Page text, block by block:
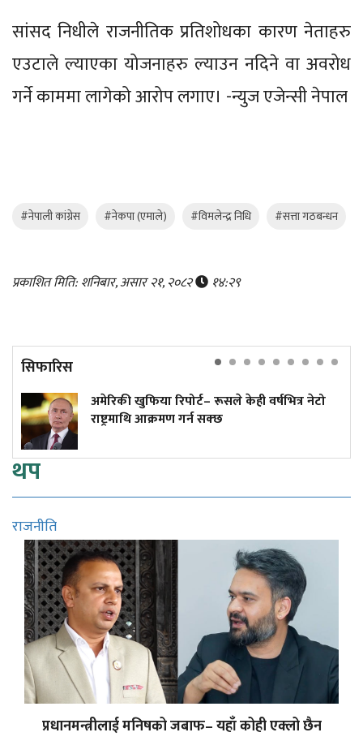
सांसद निधीले राजनीतिक प्रतिशोधका कारण नेताहरु
एउटाले ल्याएका योजनाहरु ल्याउन नदिने वा अवरोध
गर्ने काममा लागेको आरोप लगाए। -न्युज एजेन्सी नेपाल
#नेपाली कांग्रेस #नेकपा (एमाले) #विमलेन्द्र निधि #सत्ता गठबन्धन
प्रकाशित मिति: शनिबार, असार २१, २०८२ १४:२९
सिफारिस
अमेरिकी खुफिया रिपोर्ट– रूसले केही वर्षभित्र नेटो
राष्ट्रमाथि आक्रमण गर्न सक्छ
थप
राजनीति
प्रधानमन्त्रीलाई मनिषको जबाफ– यहाँ कोही एक्लो छैन